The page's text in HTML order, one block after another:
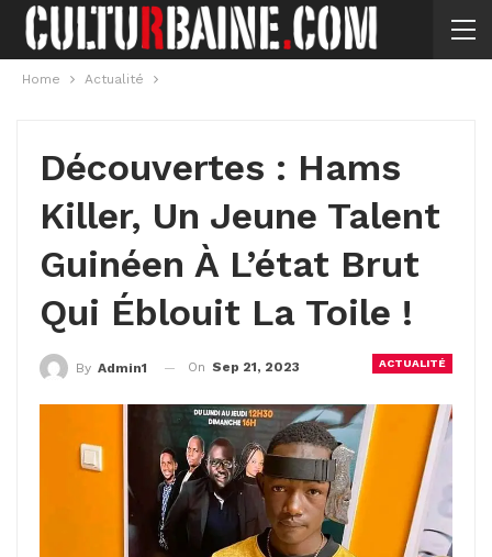
Home Actualité
Découvertes : Hams
Killer, Un Jeune Talent
Guinéen À L’état Brut
Qui Éblouit La Toile !
ACTUALITÉ
By Admin1 On Sep 21, 2023